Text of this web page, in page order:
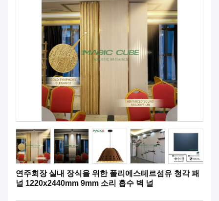
연주회장 실내 장식을 위한 폴리에스테르섬유 청각 패
널 1220x2440mm 9mm 소리 흡수 벽 널